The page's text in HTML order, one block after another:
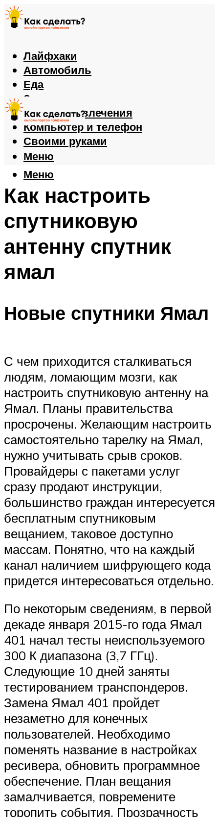
Лайфхаки
Автомобиль
Еда
Здоровье
Игры и развлечения
Компьютер и телефон
Своими руками
Меню
Меню
Как настроить
спутниковую
антенну спутник
ямал
Новые спутники Ямал
С чем приходится сталкиваться
людям, ломающим мозги, как
настроить спутниковую антенну на
Ямал. Планы правительства
просрочены. Желающим настроить
самостоятельно тарелку на Ямал,
нужно учитывать срыв сроков.
Провайдеры с пакетами услуг
сразу продают инструкции,
большинство граждан интересуется
бесплатным спутниковым
вещанием, таковое доступно
массам. Понятно, что на каждый
канал наличием шифрующего кода
придется интересоваться отдельно.
По некоторым сведениям, в первой
декаде января 2015-го года Ямал
401 начал тесты неиспользуемого
300 К диапазона (3,7 ГГц).
Следующие 10 дней заняты
тестированием транспондеров.
Замена Ямал 401 пройдет
незаметно для конечных
пользователей. Необходимо
поменять название в настройках
ресивера, обновить программное
обеспечение. План вещания
замалчивается, повремените
торопить события. Прозрачность